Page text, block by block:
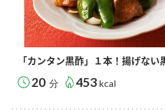
「カンタン黒酢」１本！揚げない
20 分 453 kcal